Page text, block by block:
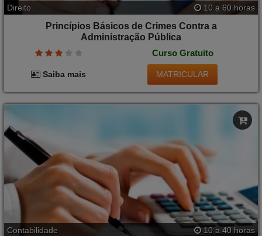
Direito 10 a 60 horas
Princípios Básicos de Crimes Contra a
Administração Pública
Curso Gratuito
Saiba mais MATRICULAR
Contabilidade 10 a 40 horas